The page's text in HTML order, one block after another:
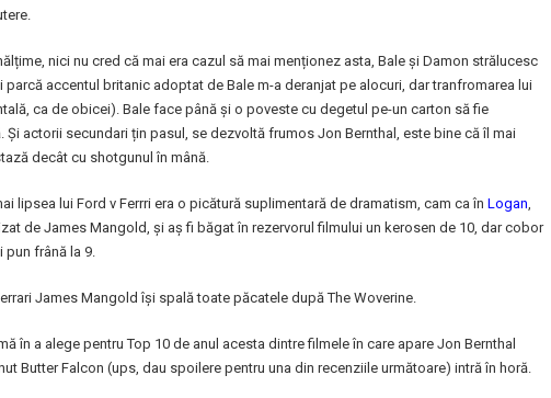
nici nu cred că mai era cazul să mai menționez asta, Bale și Damon strălucesc
accentul britanic adoptat de Bale m-a deranjat pe alocuri, dar tranfromarea lui
ca de obicei). Bale face până și o poveste cu degetul pe-un carton să fie
Și actorii secundari țin pasul, se dezvoltă frumos Jon Bernthal, este bine că îl mai
decât cu shotgunul în mână.
lipsea lui Ford v Ferrri era o picătură suplimentară de dramatism, cam ca în Logan,
de James Mangold, și aș fi băgat în rezervorul filmului un kerosen de 10, dar cobor
pun frână la 9.
James Mangold își spală toate păcatele după The Woverine.
în a alege pentru Top 10 de anul acesta dintre filmele în care apare Jon Bernthal
Butter Falcon (ups, dau spoilere pentru una din recenziile următoare) intră în horă.